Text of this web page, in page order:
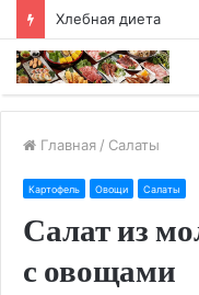
Хлебная диета
Главная / Салаты
Картофель Овощи Салаты
Салат из
с овощами